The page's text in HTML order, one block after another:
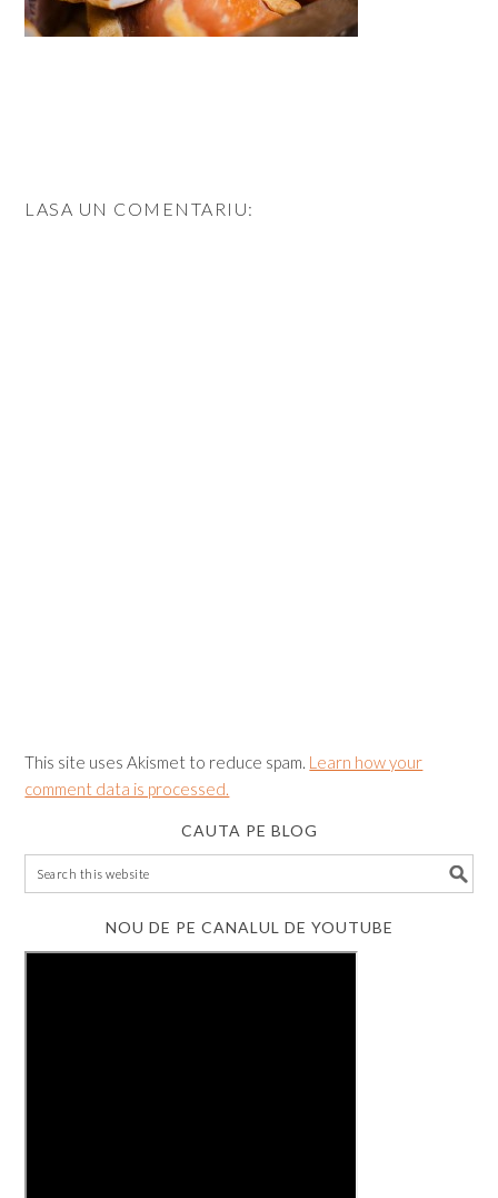
LASA UN COMENTARIU:
This site uses Akismet to reduce spam. Learn how your
comment data is processed.
CAUTA PE BLOG
NOU DE PE CANALUL DE YOUTUBE